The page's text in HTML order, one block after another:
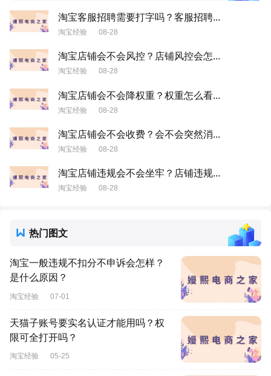
淘宝客服招聘需要打字吗？客服招聘...
淘宝经验 08-28
淘宝店铺会不会风控？店铺风控会怎...
淘宝经验 08-28
淘宝店铺会不会降权重？权重怎么看...
淘宝经验 08-28
淘宝店铺会不会收费？会不会突然消...
淘宝经验 08-28
淘宝店铺违规会不会坐牢？店铺违规...
淘宝经验 08-28
热门图文
淘宝一般违规不扣分不申诉会怎样？
是什么原因？
淘宝经验 07-01
天猫子账号要实名认证才能用吗？权
限可全打开吗？
淘宝经验 05-25